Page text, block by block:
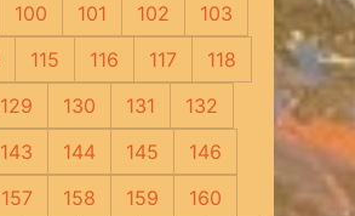
100 101 102
103
115 116 117
118
129 130 131
132
143 144 145
146
157 158 159
160